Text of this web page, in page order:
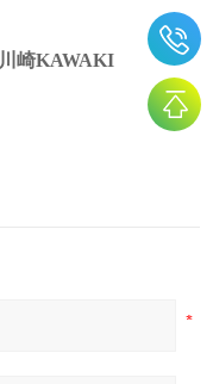
川崎KAWAKI